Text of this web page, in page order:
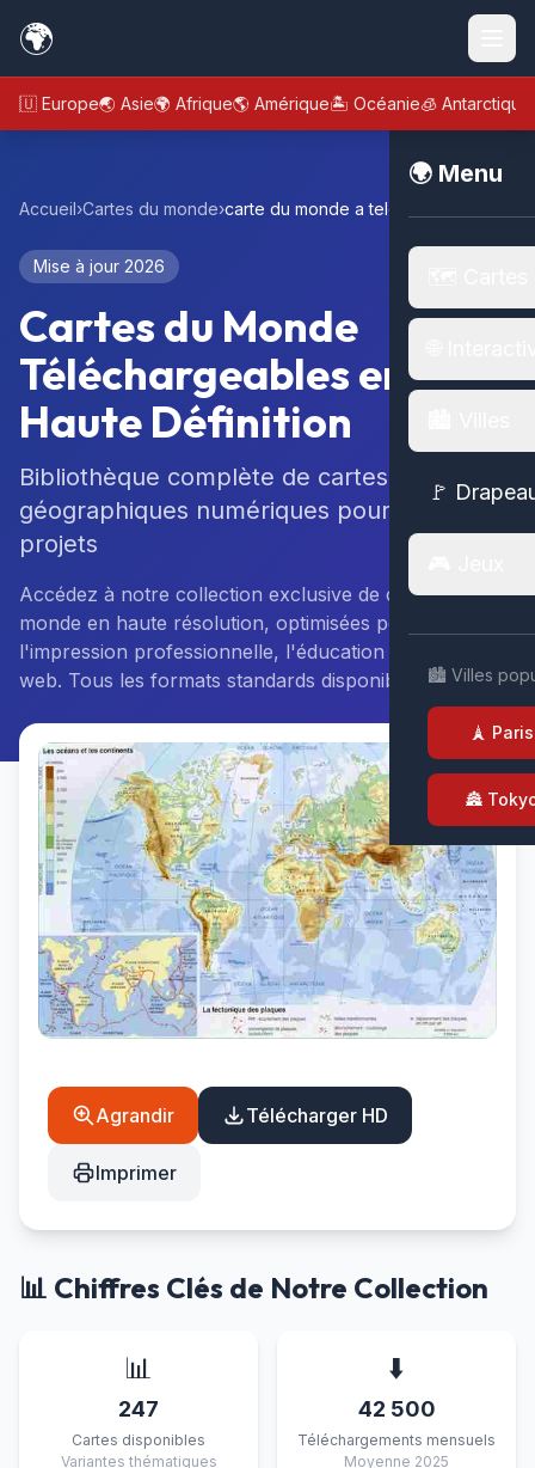
🌍
🇪🇺 Europe🌏 Asie🌍 Afrique🌎 Amérique🏝️ Océanie🧊 Antarctique
🌍 Menu
🚩
🏙️ Villes
🗼 Paris
🏯
Accueil›Cartes du monde›carte du monde a telecharger
Mise à jour 2026
Cartes du Monde
Téléchargeables en
Haute Définition
Bibliothèque complète de cartes
géographiques numériques pour tous vos
projets
Accédez à notre collection exclusive de cartes du
monde en haute résolution, optimisées pour
l'impression professionnelle, l'éducation et la création
web. Tous les formats standards disponibles.
Agrandir Télécharger HD
Imprimer
📊 Chiffres Clés de Notre Collection
📊
247
Cartes disponibles
Variantes thématiques
⬇️
42 500
Téléchargements mensuels
Moyenne 2025